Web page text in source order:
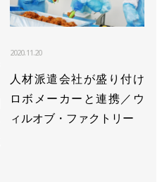
2020.11.20
人材派遣会社が盛り付け
ロボメーカーと連携／ウ
ィルオブ・ファクトリー